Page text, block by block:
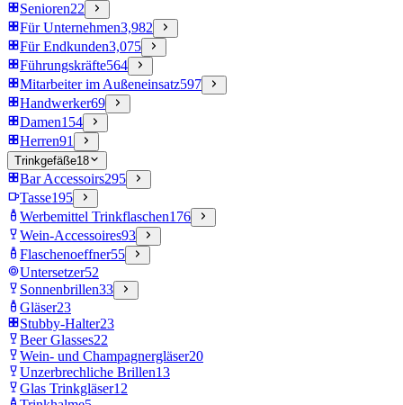
Senioren22
Für Unternehmen3,982
Für Endkunden3,075
Führungskräfte564
Mitarbeiter im Außeneinsatz597
Handwerker69
Damen154
Herren91
Trinkgefäße18
Bar Accessoirs295
Tasse195
Werbemittel Trinkflaschen176
Wein-Accessoires93
Flaschenoeffner55
Untersetzer52
Sonnenbrillen33
Gläser23
Stubby-Halter23
Beer Glasses22
Wein- und Champagnergläser20
Unzerbrechliche Brillen13
Glas Trinkgläser12